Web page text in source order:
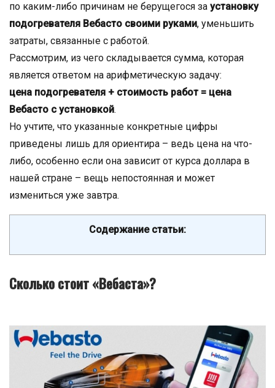
по каким-либо причинам не берущегося за установку
подогревателя Вебасто своими руками, уменьшить
затраты, связанные с работой.
Рассмотрим, из чего складывается сумма, которая
является ответом на арифметическую задачу:
цена подогревателя + стоимость работ = цена
Вебасто с установкой.
Но учтите, что указанные конкретные цифры
приведены лишь для ориентира – ведь цена на что-
либо, особенно если она зависит от курса доллара в
нашей стране – вещь непостоянная и может
измениться уже завтра.
Содержание статьи:
Сколько стоит «Вебаста»?